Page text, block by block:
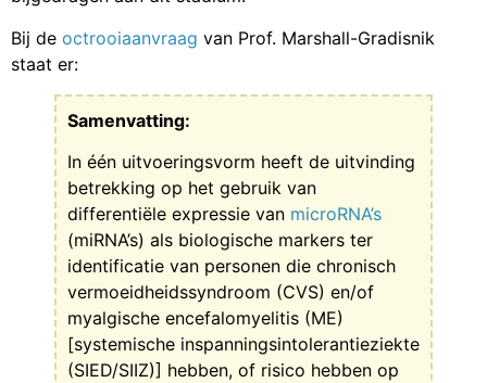
Bij de octrooiaanvraag van Prof. Marshall-Gradisnik
staat er:
Samenvatting:
In één uitvoeringsvorm heeft de uitvinding
betrekking op het gebruik van
differentiële expressie van microRNA’s
(miRNA’s) als biologische markers ter
identificatie van personen die chronisch
vermoeidheidssyndroom (CVS) en/of
myalgische encefalomyelitis (ME)
[systemische inspanningsintolerantieziekte
(SIED/SIIZ)] hebben, of risico hebben op